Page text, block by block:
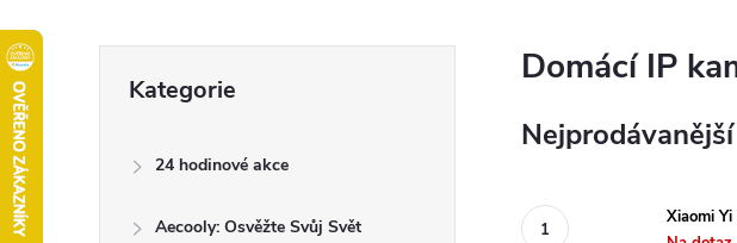
kategorie
Kategorie
24 hodinové akce
Aecooly: Osvěžte Svůj Svět
Domácí IP
Nejprodávanější
Xiaomi